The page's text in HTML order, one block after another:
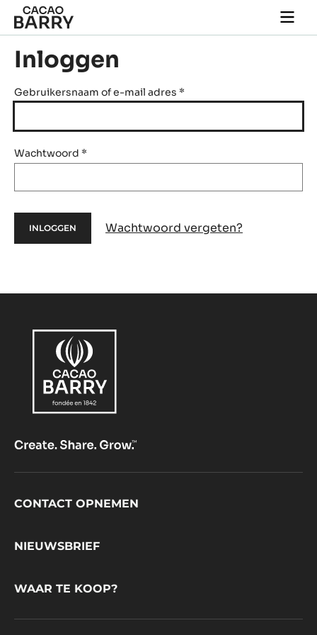
Skip to main content
main
Inloggen
Gebruikersnaam of e-mail adres *
Wachtwoord *
Wachtwoord vergeten?
Footer
CONTACT OPNEMEN
NIEUWSBRIEF
WAAR TE KOOP?